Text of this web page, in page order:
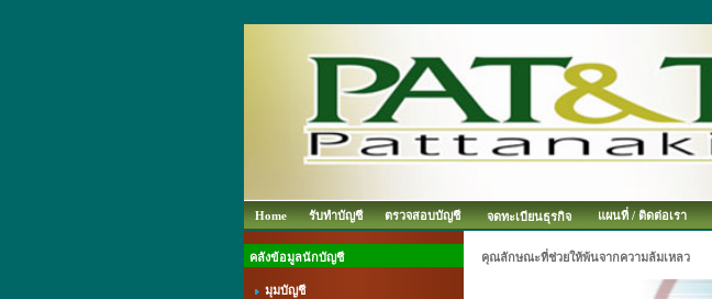
Home รับทำบัญชี ตรวจสอบบัญชี จดทะเบียนธุรกิจ แผนที่ / ติดต่อเรา
คลังข้อมูลนักบัญชี
มุมบัญชี
คุณลักษณะที่ช่วยให้พ้นจากความล้มเหลว